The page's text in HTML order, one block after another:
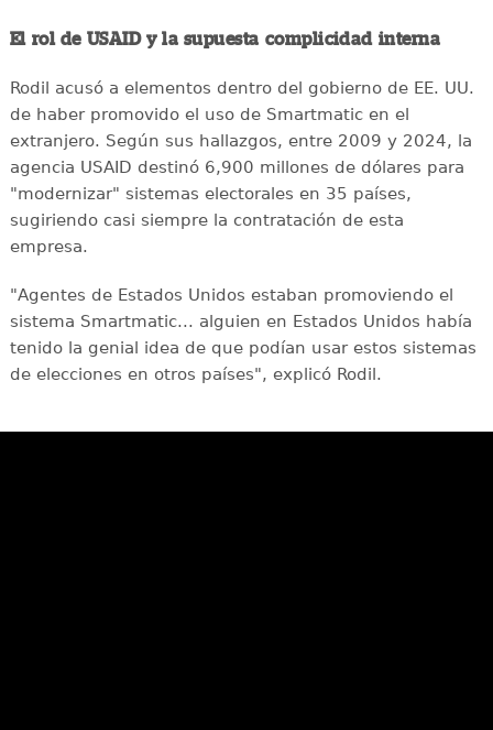
El rol de USAID y la supuesta complicidad interna
Rodil acusó a elementos dentro del gobierno de EE. UU.
de haber promovido el uso de Smartmatic en el
extranjero. Según sus hallazgos, entre 2009 y 2024, la
agencia USAID destinó 6,900 millones de dólares para
"modernizar" sistemas electorales en 35 países,
sugiriendo casi siempre la contratación de esta
empresa.
"Agentes de Estados Unidos estaban promoviendo el
sistema Smartmatic... alguien en Estados Unidos había
tenido la genial idea de que podían usar estos sistemas
de elecciones en otros países", explicó Rodil.